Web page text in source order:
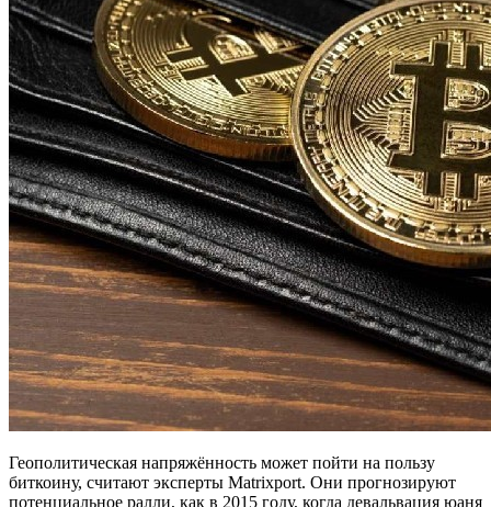
Геополитическая напряжённость может пойти на пользу
биткоину, считают эксперты Matrixport. Они прогнозируют
потенциальное ралли, как в 2015 году, когда девальвация юаня